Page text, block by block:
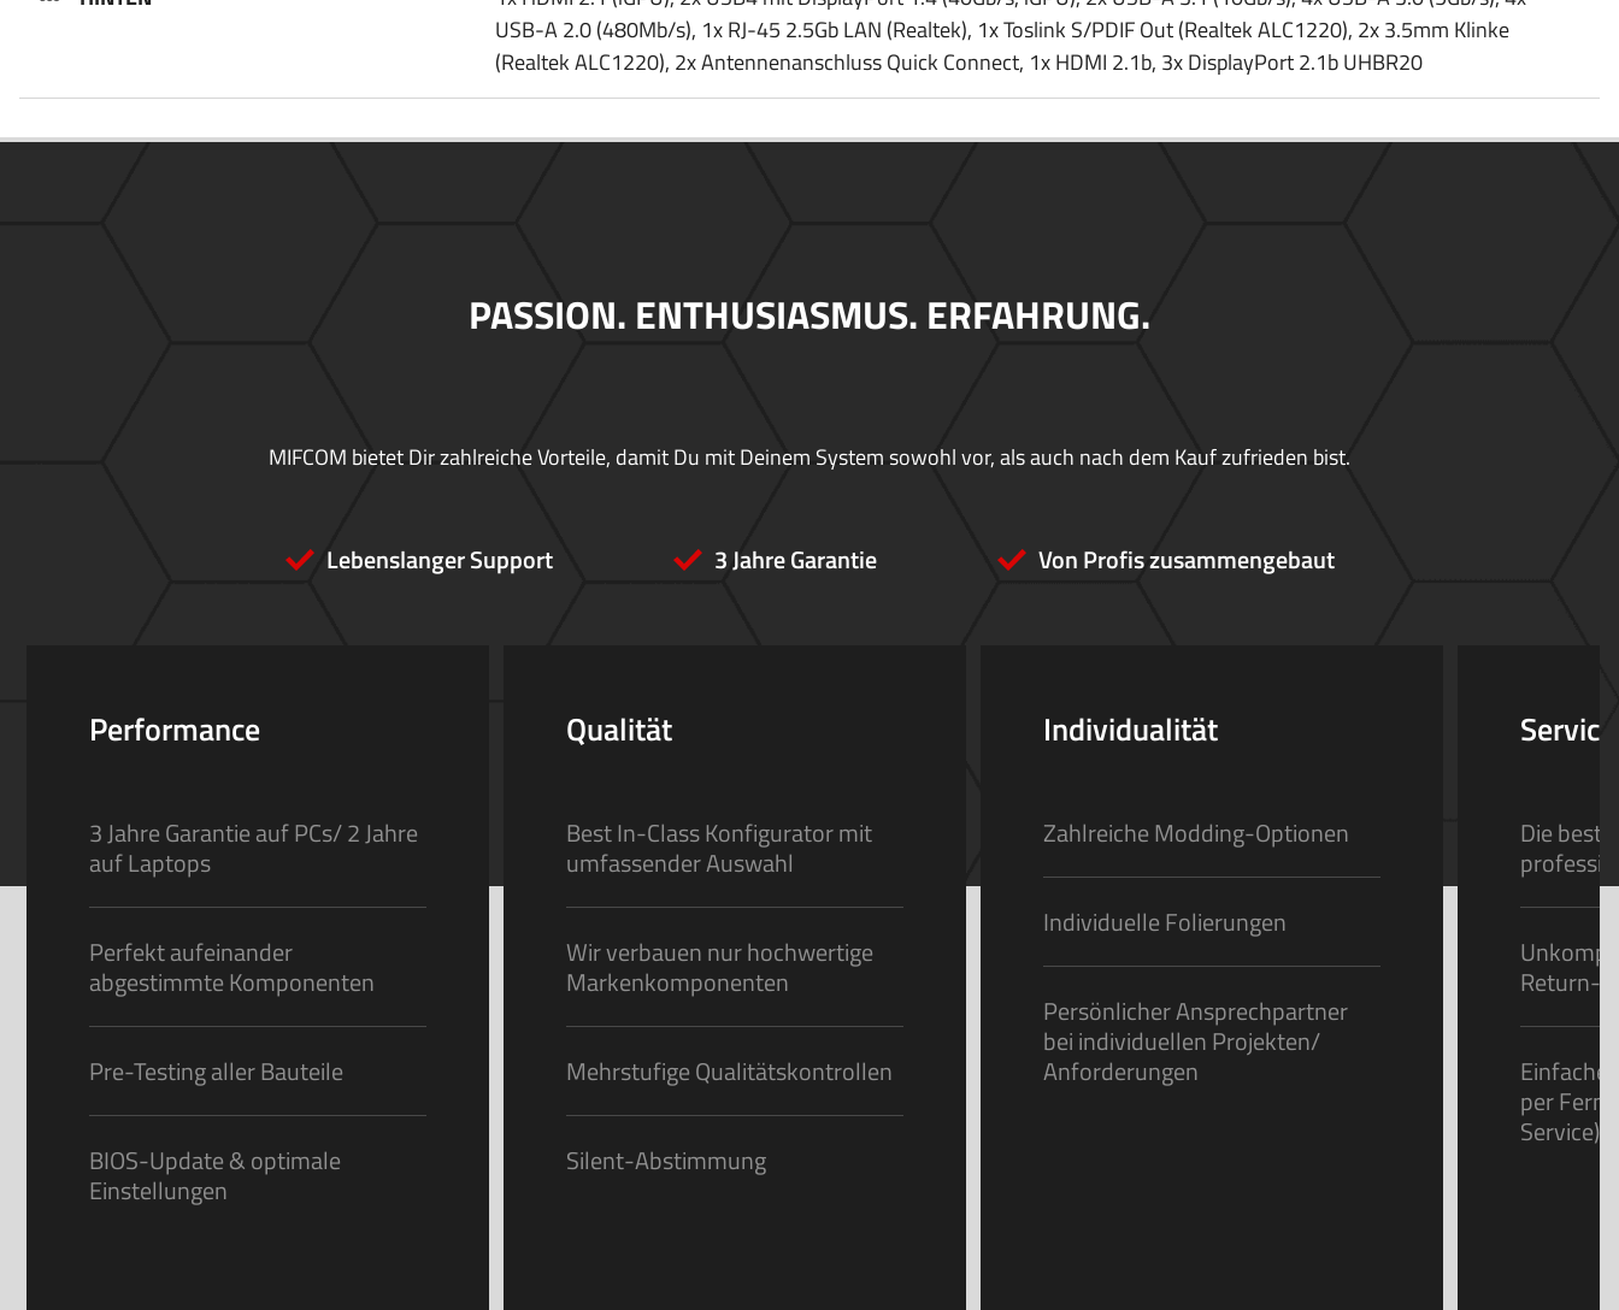
USB-A 2.0 (480Mb/​s), 1x RJ-45 2.5Gb LAN (Realtek), 1x Toslink S/​PDIF Out (Realtek ALC1220), 2x 3.5mm Klinke
(Realtek ALC1220), 2x Antennenanschluss Quick Connect, 1x HDMI 2.1b, 3x DisplayPort 2.1b UHBR20
PASSION. ENTHUSIASMUS. ERFAHRUNG.
MIFCOM bietet Dir zahlreiche Vorteile, damit Du mit Deinem System sowohl vor, als auch nach dem Kauf zufrieden bist.
Lebenslanger Support 3 Jahre Garantie Von Profis zusammengebaut
Performance
3 Jahre Garantie auf PCs/ 2 Jahre
auf Laptops
Perfekt aufeinander
abgestimmte Komponenten
Pre-Testing aller Bauteile
BIOS-Update & optimale
Einstellungen
Qualität
Best In-Class Konfigurator mit
umfassender Auswahl
Wir verbauen nur hochwertige
Markenkomponenten
Mehrstufige Qualitätskontrollen
Silent-Abstimmung
Individualität
Zahlreiche Modding-Optionen
Individuelle Folierungen
Persönlicher Ansprechpartner
bei individuellen Projekten/
Anforderungen
Service
Die
Return-
per
Service)